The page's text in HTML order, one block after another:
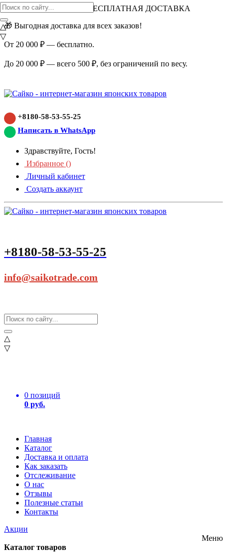
ВНИМАНИЕ АКЦИЯ!
БЕСПЛАТНАЯ ДОСТАВКА
🎁 Выгодная доставка для всех заказов!
От 20 000 ₽ — бесплатно.
До 20 000 ₽ — всего 500 ₽, без ограничений по весу.
+8180-58-53-55-25
Написать в WhatsApp
Здравствуйте, Гость!
Избранное ()
Личный кабинет
Создать аккаунт
+8180-58-53-55-25
info@saikotrade.com
△
▽
0 позиций
0 руб.
Главная
Каталог
Доставка и оплата
Как заказать
Отслеживание
О нас
Отзывы
Полезные статьи
Контакты
Акции
△
▽
Меню
Каталог товаров